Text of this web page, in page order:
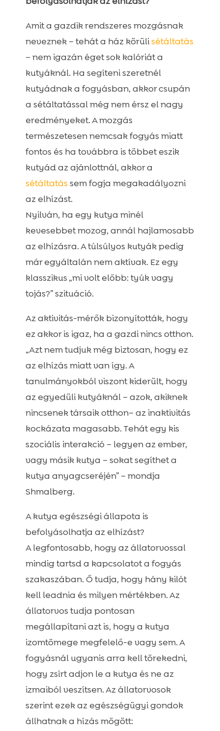
Amit a gazdik rendszeres mozgásnak
neveznek – tehát a ház körülisétáltatás
– nem igazán éget sok kalóriát a
kutyáknál. Ha segíteni szeretnél
kutyádnak a fogyásban, akkor csupán
a sétáltatással még nem érsz el nagy
eredményeket. A mozgás
természetesen nemcsak fogyás miatt
fontos és ha továbbra is többet eszik
kutyád az ajánlottnál, akkor a
sétáltatás sem fogja megakadályozni
az elhízást.
Nyilván, ha egy kutya minél
kevesebbet mozog, annál hajlamosabb
az elhízásra. A túlsúlyos kutyák pedig
már egyáltalán nem aktívak. Ez egy
klasszikus „mi volt előbb: tyúk vagy
tojás?” szituáció.
Az aktivitás-mérők bizonyították, hogy
ez akkor is igaz, ha a gazdi nincs otthon.
„Azt nem tudjuk még biztosan, hogy ez
az elhízás miatt van így. A
tanulmányokból viszont kiderült, hogy
az egyedüli kutyáknál – azok, akiknek
nincsenek társaik otthon– az inaktivitás
kockázata magasabb. Tehát egy kis
szociális interakció – legyen az ember,
vagy másik kutya – sokat segíthet a
kutya anyagcseréjén” – mondja
Shmalberg.
A kutya egészségi állapota is
befolyásolhatja az elhízást?
A legfontosabb, hogy az állatorvossal
mindig tartsd a kapcsolatot a fogyás
szakaszában. Ő tudja, hogy hány kilót
kell leadnia és milyen mértékben. Az
állatorvos tudja pontosan
megállapítani azt is, hogy a kutya
izomtömege megfelelő-e vagy sem. A
fogyásnál ugyanis arra kell törekedni,
hogy zsírt adjon le a kutya és ne az
izmaiból veszítsen. Az állatorvosok
szerint ezek az egészségügyi gondok
állhatnak a hízás mögött: